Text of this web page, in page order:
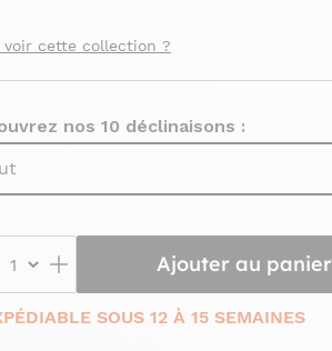
voir cette collection ?
nos 10 déclinaisons :
Ajouter au panier
SOUS 12 À 15 SEMAINES